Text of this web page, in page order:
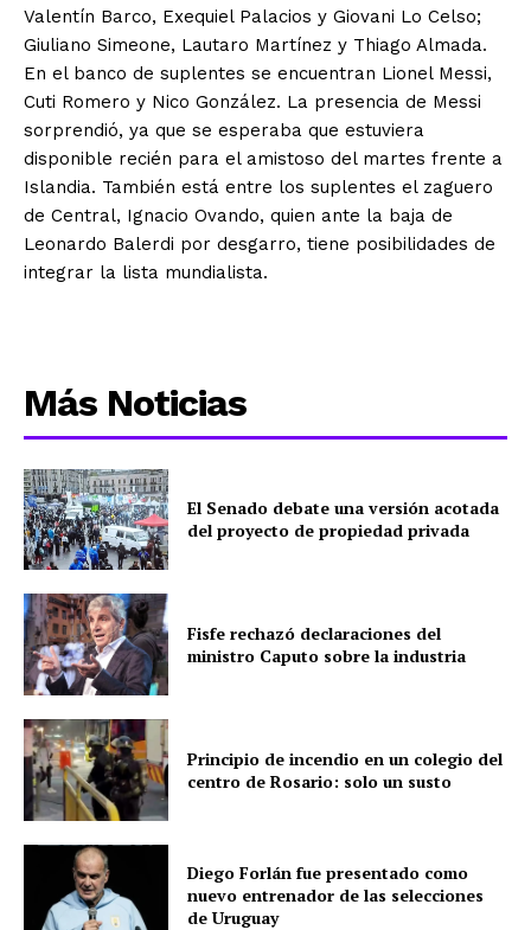
Valentín Barco, Exequiel Palacios y Giovani Lo Celso;
Giuliano Simeone, Lautaro Martínez y Thiago Almada.
En el banco de suplentes se encuentran Lionel Messi,
Cuti Romero y Nico González. La presencia de Messi
sorprendió, ya que se esperaba que estuviera
disponible recién para el amistoso del martes frente a
Islandia. También está entre los suplentes el zaguero
de Central, Ignacio Ovando, quien ante la baja de
Leonardo Balerdi por desgarro, tiene posibilidades de
integrar la lista mundialista.
Más Noticias
El Senado debate una versión acotada
del proyecto de propiedad privada
Fisfe rechazó declaraciones del
ministro Caputo sobre la industria
Principio de incendio en un colegio del
centro de Rosario: solo un susto
Diego Forlán fue presentado como
nuevo entrenador de las selecciones
de Uruguay